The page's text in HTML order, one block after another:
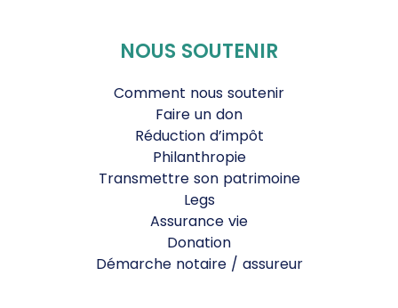
NOUS SOUTENIR
Comment nous soutenir
Faire un don
Réduction d’impôt
Philanthropie
Transmettre son patrimoine
Legs
Assurance vie
Donation
Démarche notaire / assureur